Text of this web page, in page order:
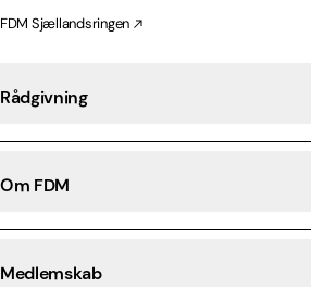
FDM Sjællandsringen
Rådgivning
Om FDM
Medlemskab